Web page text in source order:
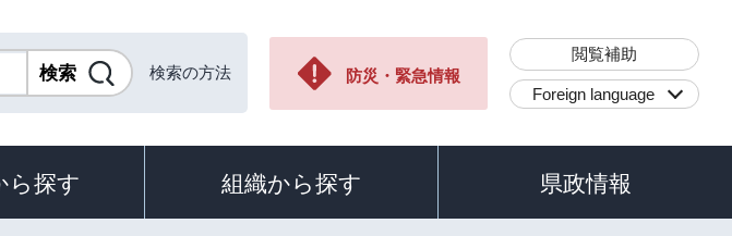
検索の方法 防災・緊急情報
閲覧補助
Foreign language
ら探す 組織から探す 県政情報